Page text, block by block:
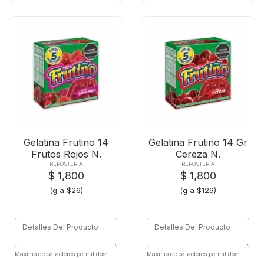
Gelatina Frutino 14
Frutos Rojos N.
REPOSTERÍA
$ 1,800
(g a $26)
Maximo de caracteres permitidos:
Gelatina Frutino 14 Gr
Cereza N.
REPOSTERÍA
$ 1,800
(g a $129)
Maximo de caracteres permitidos: